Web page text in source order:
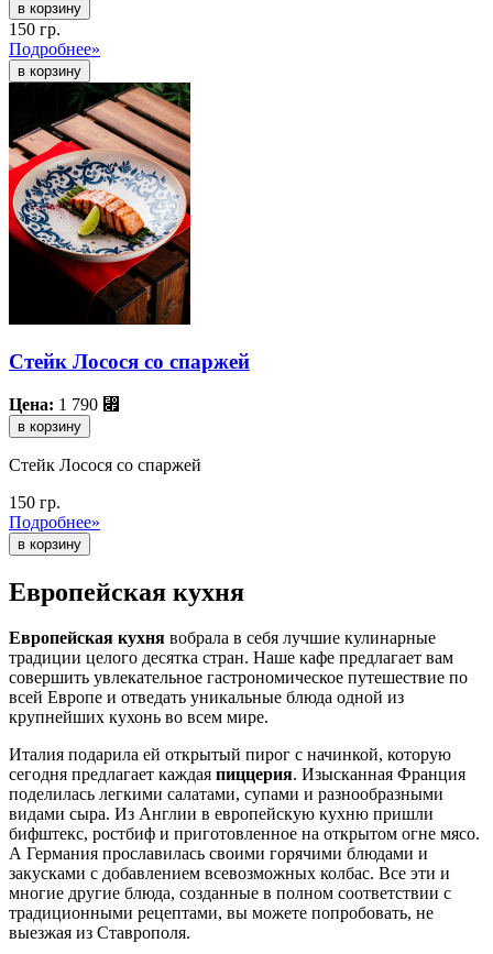
в корзину
150 гр.
Подробнее»
Стейк Лосося со спаржей
Цена: 1 790 ⃏
в корзину
Стейк Лосося со спаржей
150 гр.
Подробнее»
Европейская кухня
Европейская кухня вобрала в себя лучшие кулинарные
традиции целого десятка стран. Наше кафе предлагает вам
совершить увлекательное гастрономическое путешествие по
всей Европе и отведать уникальные блюда одной из
крупнейших кухонь во всем мире.
Италия подарила ей открытый пирог с начинкой, которую
сегодня предлагает каждая пиццерия. Изысканная Франция
поделилась легкими салатами, супами и разнообразными
видами сыра. Из Англии в европейскую кухню пришли
бифштекс, ростбиф и приготовленное на открытом огне мясо.
А Германия прославилась своими горячими блюдами и
закусками с добавлением всевозможных колбас. Все эти и
многие другие блюда, созданные в полном соответствии с
традиционными рецептами, вы можете попробовать, не
выезжая из Ставрополя.